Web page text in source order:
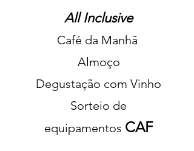
All Inclusive
Café da Manhã
Almoço
Degustação com Vinho
Sorteio de
equipamentos CAF